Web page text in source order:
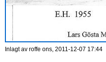
Inlagt av roffe ons, 2011-12-07 17:44